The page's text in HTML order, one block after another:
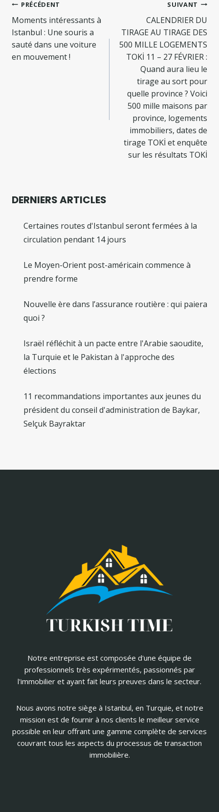
Navigation
de
l’article
PRÉCÉDENT
Moments intéressants à
Istanbul : Une souris a
sauté dans une voiture
en mouvement !
SUIVANT
CALENDRIER DU
TIRAGE AU TIRAGE DES
500 MILLE LOGEMENTS
TOKİ 11 – 27 FÉVRIER :
Quand aura lieu le
tirage au sort pour
quelle province ? Voici
500 mille maisons par
province, logements
immobiliers, dates de
tirage TOKİ et enquête
sur les résultats TOKİ
DERNIERS ARTICLES
Certaines routes d'Istanbul seront fermées à la
circulation pendant 14 jours
Le Moyen-Orient post-américain commence à
prendre forme
Nouvelle ère dans l’assurance routière : qui paiera
quoi ?
Israël réfléchit à un pacte entre l'Arabie saoudite,
la Turquie et le Pakistan à l'approche des
élections
11 recommandations importantes aux jeunes du
président du conseil d'administration de Baykar,
Selçuk Bayraktar
Notre entreprise est composée d'une équipe de
professionnels très expérimentés, passionnés par
l'immobilier et ayant fait leurs preuves dans le secteur.
Nous avons notre siège à Istanbul, en Turquie, et notre
mission est de fournir à nos clients le meilleur service
possible en leur offrant une gamme complète de services
couvrant tous les aspects du processus de transaction
immobilière.